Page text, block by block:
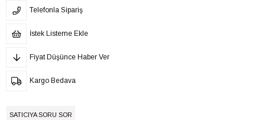
Telefonla Sipariş
İstek Listeme Ekle
Fiyat Düşünce Haber Ver
Kargo Bedava
SATICIYA SORU SOR